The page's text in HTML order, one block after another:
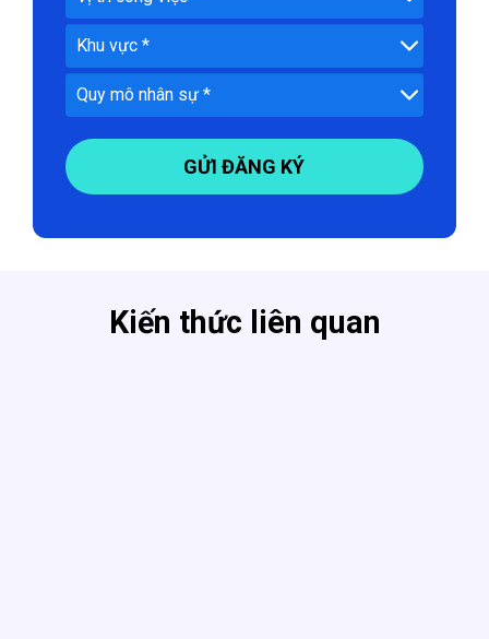
GỬI ĐĂNG KÝ
Kiến thức liên quan